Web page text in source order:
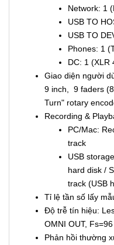
Network: 1
USB TO
USB TO
Phones: 1
DC: 1 (XLR
Giao diện người
9 inch, 9 faders
Turn" rotary
Recording &
PC/Mac:
track
USB
hard disk /
track (USB
Tỉ lệ tần số lấy
Độ trễ tín hiệu:
OMNI OUT,
Phản hồi thường